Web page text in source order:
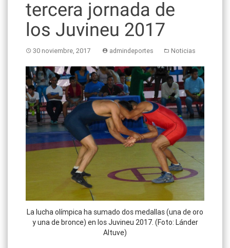
tercera jornada de
los Juvineu 2017
30 noviembre, 2017 admindeportes Noticias
La lucha olímpica ha sumado dos medallas (una de oro
y una de bronce) en los Juvineu 2017. (Foto: Lánder
Altuve)